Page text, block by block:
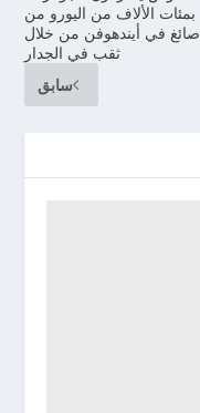
بمئات الألاف من اليورو من
صائغ في أيندهوفن من خلال
ثقب في الجدار
سابق